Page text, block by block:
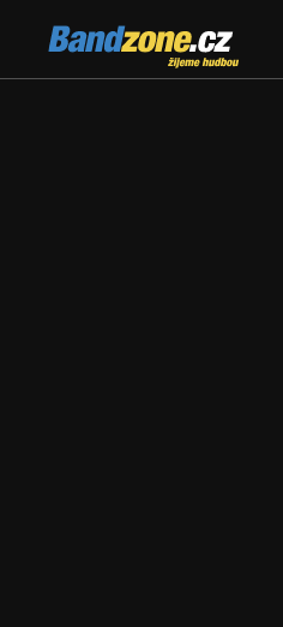
Bandzone.cz
žijeme hudbou